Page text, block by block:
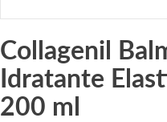
Collagenil
Idratante
200 ml